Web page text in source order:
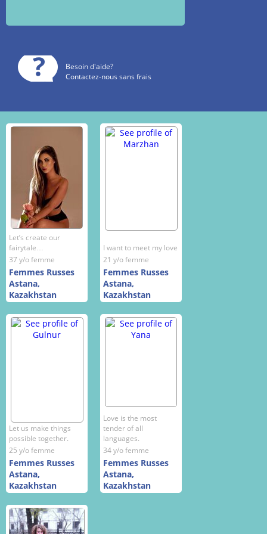
Besoin d'aide?
Contactez-nous sans frais
Let’s create our
fairytale…
37 y/o femme
Femmes Russes
Astana,
Kazakhstan
I want to meet my love
21 y/o femme
Femmes Russes
Astana,
Kazakhstan
Let us make things
possible together.
25 y/o femme
Femmes Russes
Astana,
Kazakhstan
Love is the most
tender of all
languages.
34 y/o femme
Femmes Russes
Astana,
Kazakhstan